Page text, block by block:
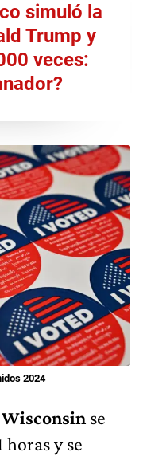
simuló la
Trump y
veces:
2024
Wisconsin se
horas y se